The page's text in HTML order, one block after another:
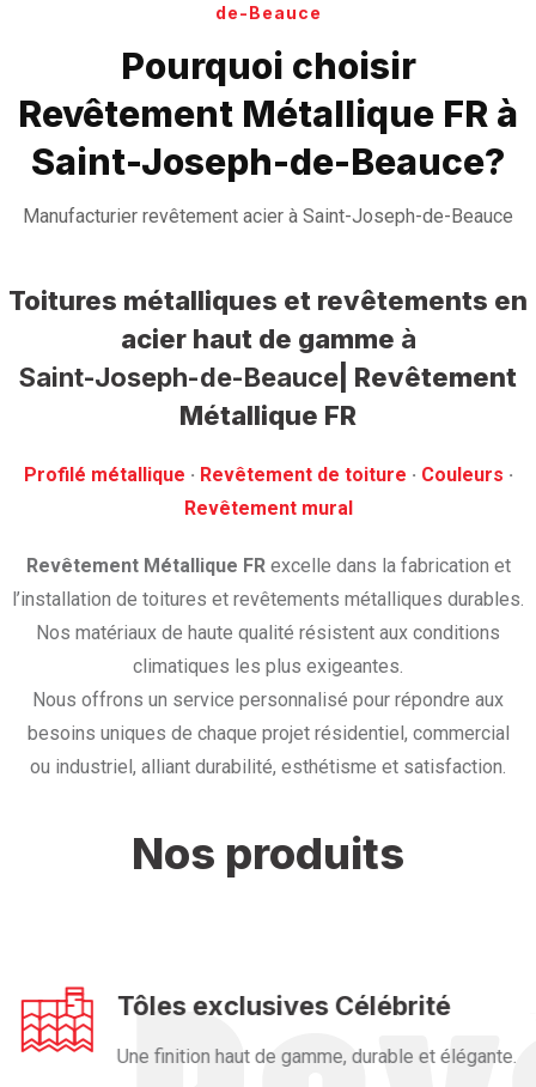
de-Beauce
Pourquoi choisir
Revêtement Métallique FR à
Saint-Joseph-de-Beauce?
Manufacturier revêtement acier à Saint-Joseph-de-Beauce
Toitures métalliques et revêtements en
acier haut de gamme à
Saint-Joseph-de-Beauce | Revêtement
Métallique FR
Profilé métallique · ‎ Revêtement de toiture · ‎ Couleurs ·
‎Revêtement mural
Revêtement Métallique FRexcelle dans la fabrication et
l’installation de toitures et revêtements métalliques durables.
Nos matériaux de haute qualité résistent aux conditions
climatiques les plus exigeantes.
Nous offrons un service personnalisé pour répondre aux
besoins uniques de chaque projet résidentiel, commercial
ou industriel, alliant durabilité, esthétisme et satisfaction.
Nos produits
Tôles exclusives Célébrité
Une finition haut de gamme, durable et élégante.